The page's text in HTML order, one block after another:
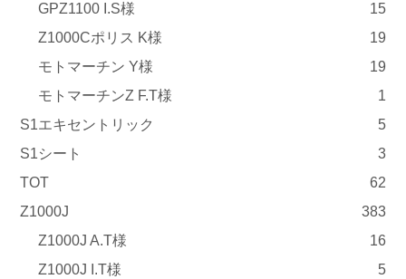
GPZ1100 I.S様
15
Z1000Cポリス K様
19
モトマーチン Y様
19
モトマーチンZ F.T様
1
S1エキセントリック
5
S1シート
3
TOT
62
Z1000J
383
Z1000J A.T様
16
Z1000J I.T様
5